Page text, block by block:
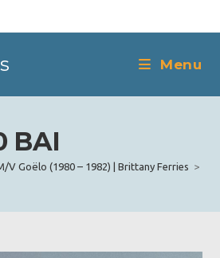
Menu
BAI
V Goëlo (1980 – 1982) | Brittany Ferries >